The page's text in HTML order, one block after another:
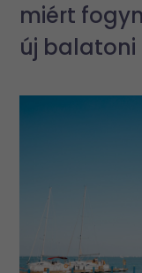
miért
új balatoni